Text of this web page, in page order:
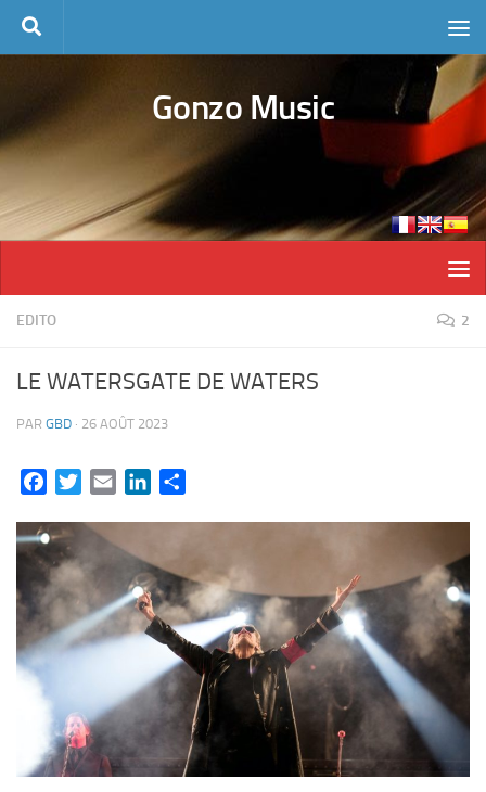
Skip to content
Gonzo Music
EDITO 2
LE WATERSGATE DE WATERS
PAR GBD · 26 AOÛT 2023
FacebookTwitterEmail LinkedIn